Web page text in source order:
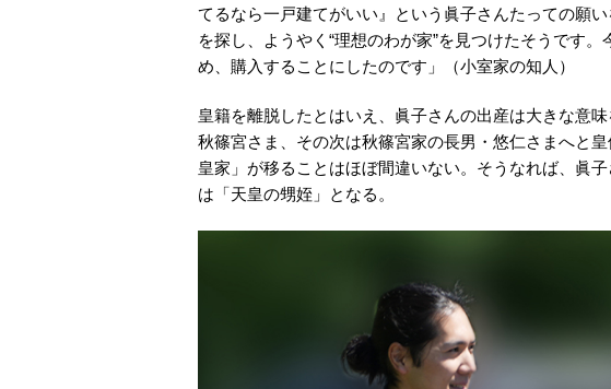
てるなら一戸建てがいい』という眞子さんたっての願
を探し、ようやく“理想のわが家”を見つけたそうです
め、購入することにしたのです」（小室家の知人）
皇籍を離脱したとはいえ、眞子さんの出産は大きな意
秋篠宮さま、その次は秋篠宮家の長男・悠仁さまへと
皇家」が移ることはほぼ間違いない。そうなれば、眞
は「天皇の甥姪」となる。